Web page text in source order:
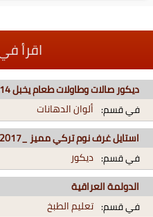
اقرأ
ديكور صالات وطاولات طعام يخبل 2014
في قسم: ألوان الدهانات
استايل غرف نوم تركي مميز _2017 2018
في قسم: ديكور
الدولمة العراقية
في قسم: تعليم الطبخ